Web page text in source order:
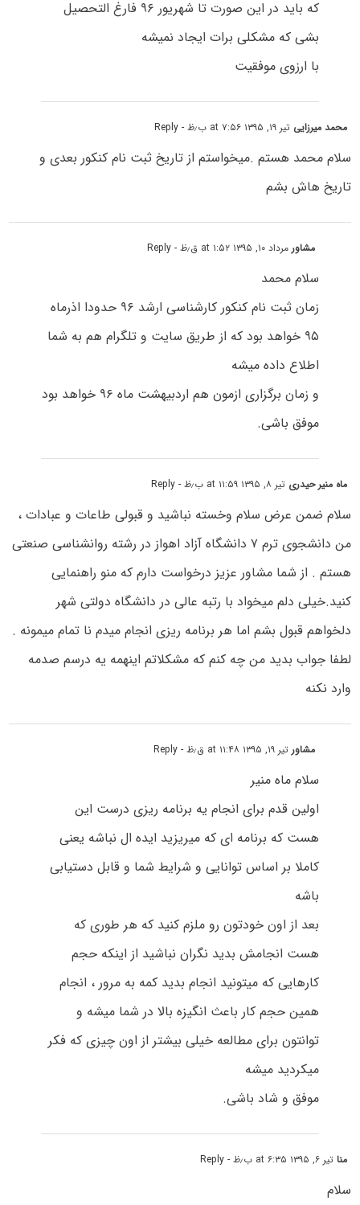
که باید در این صورت تا شهریور ۹۶ فارغ التحصیل
بشی که مشکلی برات ایجاد نمیشه
با ارزوی موفقیت
محمد میرزایی تیر ۱۹, ۱۳۹۵ at ۷:۵۶ ب٫ظ - Reply
سلام محمد هستم .میخواستم از تاریخ ثبت نام کنکور بعدی و
تاریخ هاش بشم
مشاورمرداد ۱۰, ۱۳۹۵ at ۱:۵۲ ق٫ظ - Reply
سلام محمد
زمان ثبت نام کنکور کارشناسی ارشد ۹۶ حدودا اذرماه
۹۵ خواهد بود که از طریق سایت و تلگرام هم به شما
اطلاع داده میشه
و زمان برگزاری ازمون هم اردبیهشت ماه ۹۶ خواهد بود
موفق باشی.
ماه منیر حیدری تیر ۸, ۱۳۹۵ at ۱۱:۵۹ ب٫ظ - Reply
سلام ضمن عرض سلام وخسته نباشید و قبولی طاعات و عبادات ،
من دانشجوی ترم ۷ دانشگاه آزاد اهواز در رشته روانشناسی صنعتی
هستم . از شما مشاور عزیز درخواست دارم که منو راهنمایی
کنید.خیلی دلم میخواد با رتبه عالی در دانشگاه دولتی شهر
دلخواهم قبول بشم اما هر برنامه ریزی انجام میدم نا تمام میمونه .
لطفا جواب بدید من چه کنم که مشکلاتم اینهمه یه درسم صدمه
وارد نکنه
مشاورتیر ۱۹, ۱۳۹۵ at ۱۱:۴۸ ق٫ظ - Reply
سلام ماه منیر
اولین قدم برای انجام یه برنامه ریزی درست این
هست که برنامه ای که میریزید ایده ال نباشه یعنی
کاملا بر اساس توانایی و شرایط شما و قابل دستیابی
باشه
بعد از اون خودتون رو ملزم کنید که هر طوری که
هست انجامش بدید نگران نباشید از اینکه حجم
کارهایی که میتونید انجام بدید کمه به مرور ، انجام
همین حجم کار باعث انگیزه بالا در شما میشه و
توانتون برای مطالعه خیلی بیشتر از اون چیزی که فکر
میکردید میشه
موفق و شاد باشی.
مناتیر ۶, ۱۳۹۵ at ۶:۳۵ ب٫ظ - Reply
سلام